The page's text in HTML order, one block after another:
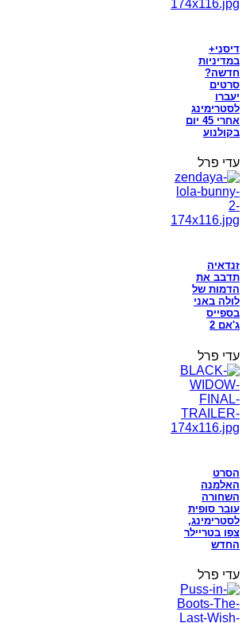
דיסני+
במדיניות
חדשה?
סרטים
יעברו
לסטרימינג
אחרי 45 יום
בקולנוע
עדי פרל
זנדאיה
תדבב את
הדמות של
לולה באני
בספייס
ג'אם 2
עדי פרל
הסרט
האלמנה
השחורה
עובר סופית
לסטרימינג,
צפו בטריילר
החדש
עדי פרל